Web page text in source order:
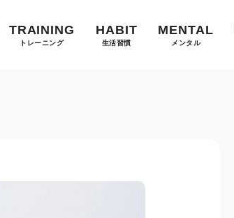
TRAINING
トレーニング
HABIT
生活習慣
MENTAL
メンタル